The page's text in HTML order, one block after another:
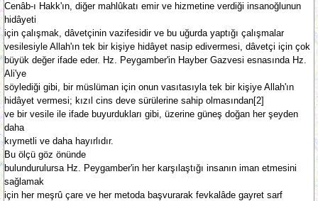
Cenâb-ı Hakk'ın, diğer mahlûkatı emir ve hizmetine verdiği insanoğlunun
hidâyeti
için çalışmak, dâvetçinin vazifesidir ve bu uğurda yaptığı çalışmalar
vesilesiyle Allah'ın tek bir kişiye hidâyet nasip edivermesi, dâvetçi için çok
büyük değer ifade eder. Hz. Peygamber'in Hayber Gazvesi esnasında Hz.
Ali'ye
söylediği gibi, bir müslüman için onun vasıtasıyla tek bir kişiye Allah'ın
hidâyet vermesi; kızıl cins deve sürülerine sahip olmasından[2]
ve bir vesile ile ifade buyurdukları gibi, üzerine güneş doğan her şeyden
daha
kıymetli ve daha hayırlıdır.
Bu ölçü göz önünde
bulundurulursa Hz. Peygamber'in her karşılaştığı insanın iman etmesini
sağlamak
için her meşrû çare ve her metoda başvurarak fevkalâde gayret sarf